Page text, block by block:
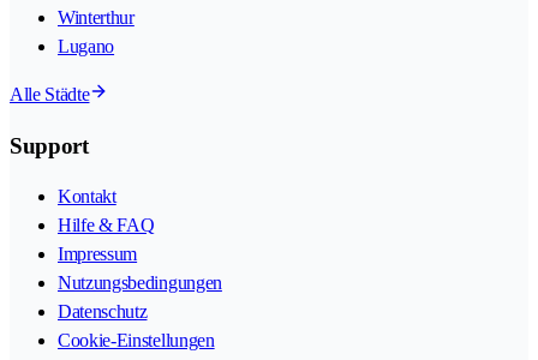
Winterthur
Lugano
Alle Städte
Support
Kontakt
Hilfe & FAQ
Impressum
Nutzungsbedingungen
Datenschutz
Cookie-Einstellungen